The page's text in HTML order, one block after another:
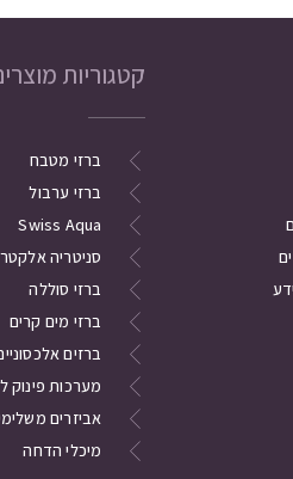
קטגוריות
ברזי מטבח
ברזי ערבול
Swiss Aqua
סניטריה
ברזי סוללה
ברזי מים קרים
ברזים
מערכות
אביזרים
מיכלי הדחה